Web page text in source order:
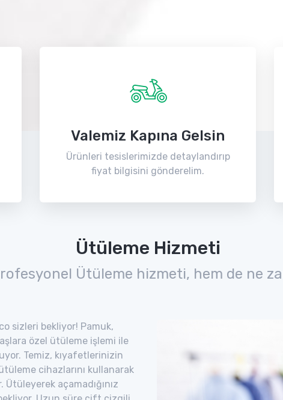
Valemiz Kapına Gelsin
Ürünleri tesislerimizde detaylandırıp
fiyat bilgisini gönderelim.
Ütüleme Hizmeti
Ütüleme hizmeti, hem de ne
sizleri bekliyor! Pamuk,
özel ütüleme işlemi ile
Temiz, kıyafetlerinizin
cihazlarını kullanarak
açamadığınız